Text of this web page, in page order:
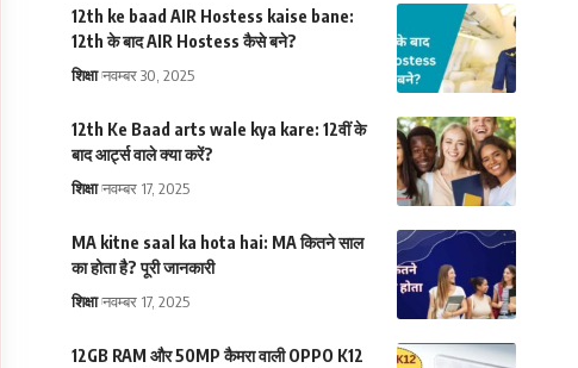
12th ke baad AIR Hostess kaise bane:
12th के बाद AIR Hostess कैसे बने?
शिक्षा नवम्बर 30, 2025
12th Ke Baad arts wale kya kare: 12वीं के
बाद आर्ट्स वाले क्या करें?
शिक्षा नवम्बर 17, 2025
MA kitne saal ka hota hai: MA कितने साल
का होता है? पूरी जानकारी
शिक्षा नवम्बर 17, 2025
12GB RAM और 50MP कैमरा वाली OPPO K12